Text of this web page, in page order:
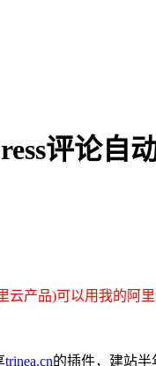
评论自
云产品)可以用我的阿
trinea.cn的插件，建站半